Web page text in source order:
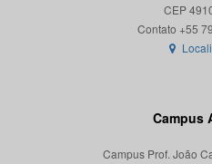
CEP
Campus
Campus Prof. João